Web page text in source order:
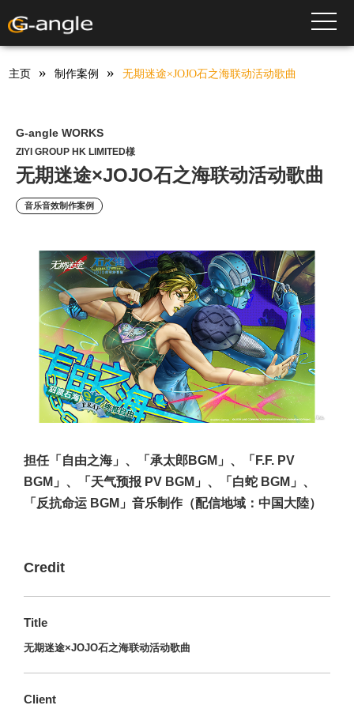
toggle
HOME Works 无期迷途×JOJO石之海联动活动歌曲
主页 » 制作案例 » 无期迷途×JOJO石之海联动活动歌曲
G-angle WORKS
ZIYI GROUP HK LIMITED様
无期迷途×JOJO石之海联动活动歌曲
音乐音效制作案例
担任「自由之海」、「承太郎BGM」、「F.F. PV
BGM」、「天气预报 PV BGM」、「白蛇 BGM」、
「反抗命运 BGM」音乐制作（配信地域：中国大陸）
Credit
Title
无期迷途×JOJO石之海联动活动歌曲
Client